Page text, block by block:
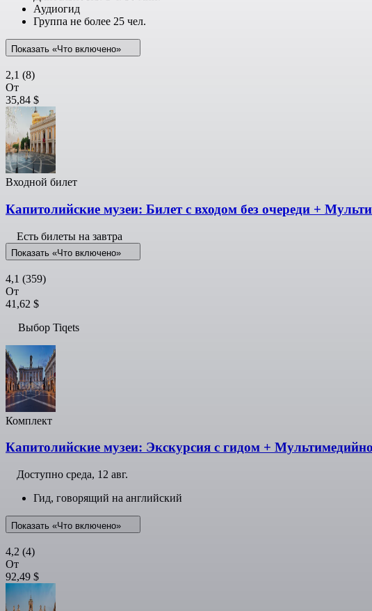
Аудиогид
Группа не более 25 чел.
Показать «Что включено»
2,1 (8)
От
35,84 $
Входной билет
Капитолийские музеи: Билет с входом без очереди +
Есть билеты на завтра
Показать «Что включено»
4,1 (359)
От
41,62 $
Выбор Tiqets
Комплект
Капитолийские музеи: Экскурсия с гидом +
Доступно среда, 12 авг.
Гид, говорящий на английский
Показать «Что включено»
4,2 (4)
От
92,49 $